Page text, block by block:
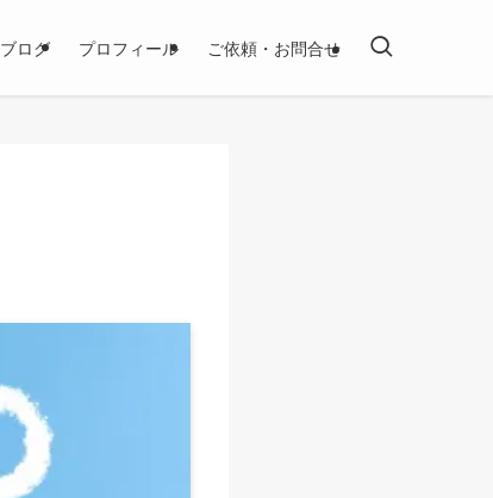
ブログ プロフィール ご依頼・お問合せ